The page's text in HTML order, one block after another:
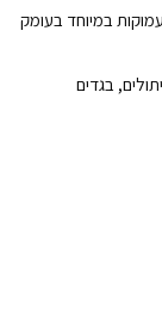
במיוחד בעומק
של חיתולים, בגדים